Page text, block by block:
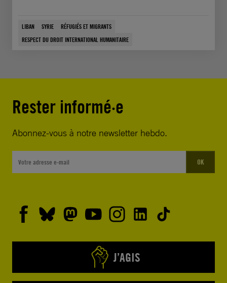
LIBAN SYRIE
RÉFUGIÉS ET MIGRANTS
RESPECT DU DROIT INTERNATIONAL HUMANITAIRE
Rester informé·e
Abonnez-vous à notre newsletter hebdo.
OK
J’AGIS